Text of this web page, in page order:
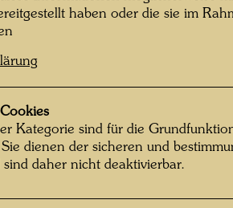
haben oder die sie im
Kategorie sind für die
dienen der sicheren und
sind daher nicht deaktivierbar.